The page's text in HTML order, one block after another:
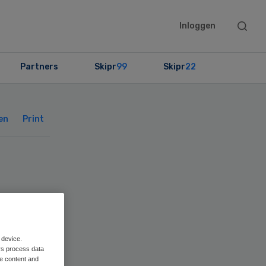
Inloggen
Search
Partners Skipr99 Skipr22
Print
process data
content and